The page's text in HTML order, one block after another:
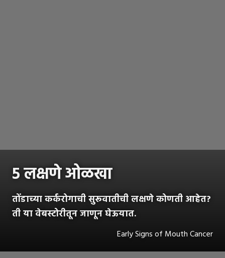
५ लक्षणे ओळखा
तोंडाच्या कर्करोगाची सुरूवातीची लक्षणे कोणती आहेत?
ती या वेबस्टोरीतून जाणून घेऊयात.
Early Signs of Mouth Cancer